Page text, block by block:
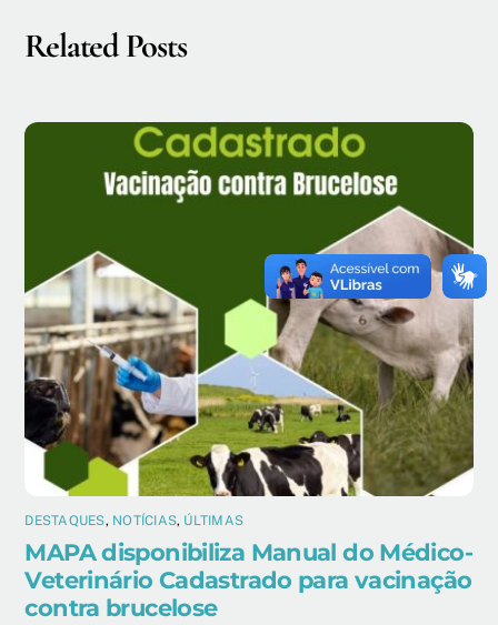
Related Posts
DESTAQUES, NOTÍCIAS, ÚLTIMAS
MAPA disponibiliza Manual do Médico-
Veterinário Cadastrado para vacinação
contra brucelose